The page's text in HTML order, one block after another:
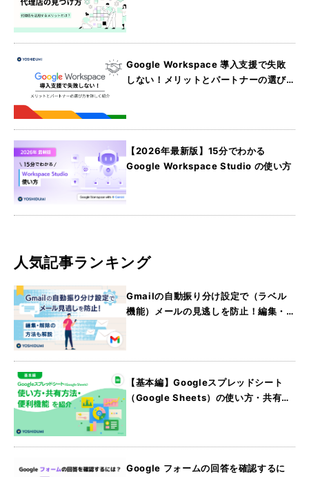
Google Workspace 導入支援で失敗
しない！メリットとパートナーの選び
【2026年最新版】15分でわかる
Google Workspace Studio の使い方
人気記事ランキング
Gmailの自動振り分け設定で（ラベル
機能）メールの見逃しを防止！編集・
【基本編】Googleスプレッドシート
（Google Sheets）の使い方・共有方
Google フォームの回答を確認するに